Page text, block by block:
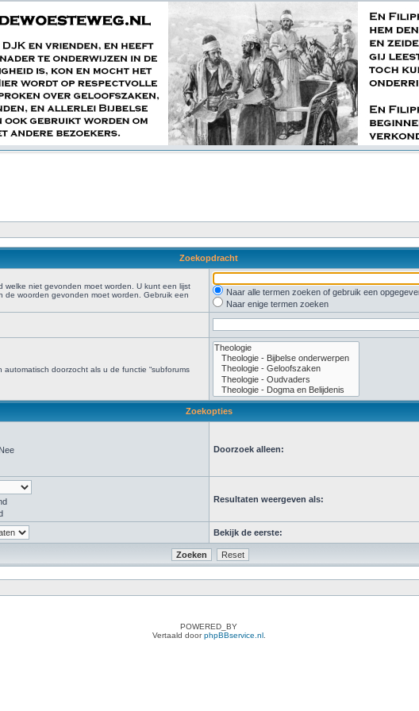
Zoekopdracht
welke niet gevonden moet worden. U kunt een lijst
woorden gevonden moet worden. Gebruik een
Naar alle termen zoeken of gebruik een
Naar enige termen zoeken
doorzocht als u de functie “subforums
Zoekopties
Nee Doorzoek alleen:
Resultaten weergeven als:
Bekijk de eerste:
POWERED_BY
Vertaald doorphpBBservice.nl.